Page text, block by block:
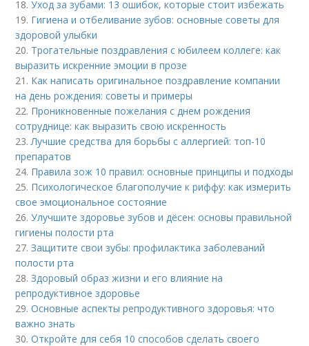
18.Уход за зубами: 13 ошибок, которые стоит избежать
19. Гигиена и отбеливание зубов: основные советы для
здоровой улыбки
20. Трогательные поздравления с юбилеем коллеге: как
выразить искренние эмоции в прозе
21. Как написать оригинальное поздравление компании
на день рождения: советы и примеры
22. Проникновенные пожелания с днем рождения
сотруднице: как выразить свою искренность
23. Лучшие средства для борьбы с аллергией: топ-10
препаратов
24. Правила зож 10 правил: основные принципы и подходы
25. Психологическое благополучие к риффу: как измерить
свое эмоциональное состояние
26.Улучшите здоровье зубов и дёсен: основы правильной
гигиены полости рта
27.Защитите свои зубы: профилактика заболеваний
полости рта
28.Здоровый образ жизни и его влияние на
репродуктивное здоровье
29.Основные аспекты репродуктивного здоровья: что
важно знать
30.Откройте для себя 10 способов сделать своего